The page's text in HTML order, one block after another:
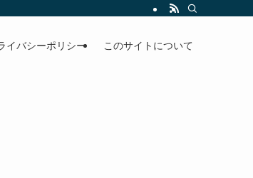
イバシーポリシー このサイトについて